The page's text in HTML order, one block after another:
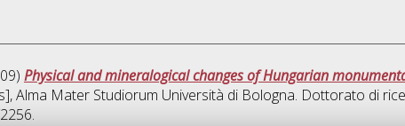
Physical and mineralogical changes of Hungarian
Alma Mater Studiorum Università di Bologna. Dottorato di